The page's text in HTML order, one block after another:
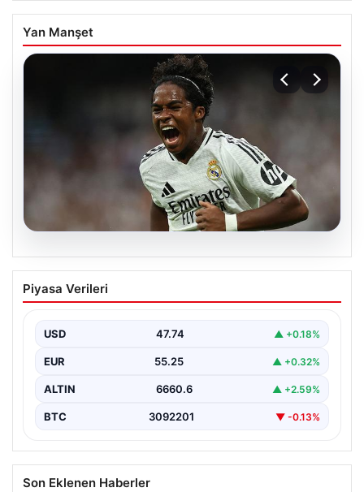
Yan Manşet
08.08.2026
Endrick bombası! Fenerbahçe ve
Avrupa devleri devrede…
Piyasa Verileri
USD 47.74 ▲ +0.18%
EUR 55.25 ▲ +0.32%
ALTIN 6660.6 ▲ +2.59%
BTC 3092201 ▼ -0.13%
Son Eklenen Haberler